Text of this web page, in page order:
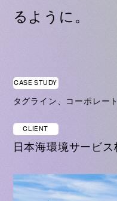
るように。
CASE STUDY
タグライン、コーポレー
CLIENT
日本海環境サービス